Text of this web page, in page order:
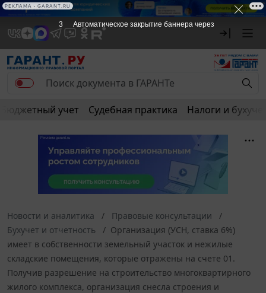
Бюджетный учет Судебная практика Налоги и
Новости и аналитика
Правовые консультации
Бухучет и отчетность
Организация (УСН, ставка 6%)
имеет в собственности земельный участок и нежилые
складские помещения, которые отражены на счете 01.
Получив разрешение на строительство многоквартирного
жилого комплекса, организация снесла строения и
2 Автоматическое закрытие баннера через
РЕКЛАМА • GARANT.RU